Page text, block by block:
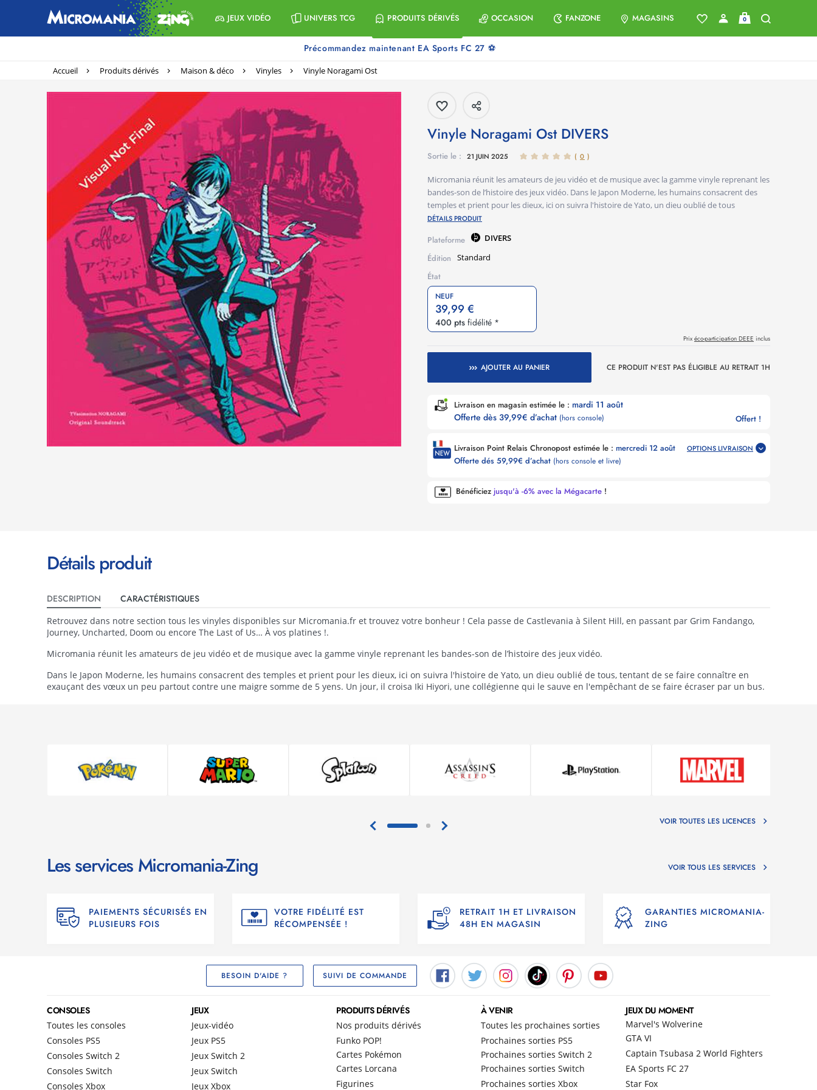
JEUX VIDÉO UNIVERS TCG PRODUITS DÉRIVÉS OCCASION FANZONE MAGASINS 0
Précommandez maintenant EA Sports FC 27 ⚽
Accueil Produits dérivés Maison & déco Vinyles Vinyle Noragami Ost
Vinyle Noragami Ost DIVERS
Sortie le : 21 JUIN 2025 ( 0 )
Micromania réunit les amateurs de jeu vidéo et de musique avec la gamme vinyle reprenant les
bandes-son de l’histoire des jeux vidéo. Dans le Japon Moderne, les humains consacrent des
temples et prient pour les dieux, ici on suivra l'histoire de Yato, un dieu oublié de tous
DÉTAILS PRODUIT
Plateforme DIVERS
Édition Standard
État
NEUF
39,99 €
400 pts fidélité *
Prix éco-participation DEEE inclus
AJOUTER AU PANIER CE PRODUIT N'EST PAS ÉLIGIBLE AU RETRAIT 1H
Livraison en magasin estimée le : mardi 11 août
Offerte dès 39,99€ d’achat (hors console) Offert !
Livraison Point Relais Chronopost estimée le : mercredi 12 août
Offerte dés 59,99€ d’achat (hors console et livre)
OPTIONS LIVRAISON
Bénéficiez jusqu'à -6% avec la Mégacarte !
Détails produit
DESCRIPTION CARACTÉRISTIQUES
Retrouvez dans notre section tous les vinyles disponibles sur Micromania.fr et trouvez votre bonheur ! Cela passe de Castlevania à Silent Hill, en passant par Grim Fandango,
Journey, Uncharted, Doom ou encore The Last of Us… À vos platines !.
Micromania réunit les amateurs de jeu vidéo et de musique avec la gamme vinyle reprenant les bandes-son de l’histoire des jeux vidéo.
Dans le Japon Moderne, les humains consacrent des temples et prient pour les dieux, ici on suivra l'histoire de Yato, un dieu oublié de tous, tentant de se faire connaître en
exauçant des vœux un peu partout contre une maigre somme de 5 yens. Un jour, il croisa Iki Hiyori, une collégienne qui le sauve en l'empêchant de se faire écraser par un bus.
VOIR TOUTES LES LICENCES
Les services Micromania-Zing VOIR TOUS LES SERVICES
PAIEMENTS SÉCURISÉS EN
PLUSIEURS FOIS
VOTRE FIDÉLITÉ EST
RÉCOMPENSÉE !
RETRAIT 1H ET LIVRAISON
48H EN MAGASIN
GARANTIES MICROMANIA-
ZING
BESOIN D'AIDE ? SUIVI DE COMMANDE
CONSOLES
Toutes les consoles
Consoles PS5
Consoles Switch 2
Consoles Switch
Consoles Xbox
JEUX
Jeux-vidéo
Jeux PS5
Jeux Switch 2
Jeux Switch
Jeux Xbox
PRODUITS DÉRIVÉS
Nos produits dérivés
Funko POP!
Cartes Pokémon
Cartes Lorcana
Figurines
À VENIR
Toutes les prochaines sorties
Prochaines sorties PS5
Prochaines sorties Switch 2
Prochaines sorties Switch
Prochaines sorties Xbox
JEUX DU MOMENT
Marvel's Wolverine
GTA VI
Captain Tsubasa 2 World Fighters
EA Sports FC 27
Star Fox